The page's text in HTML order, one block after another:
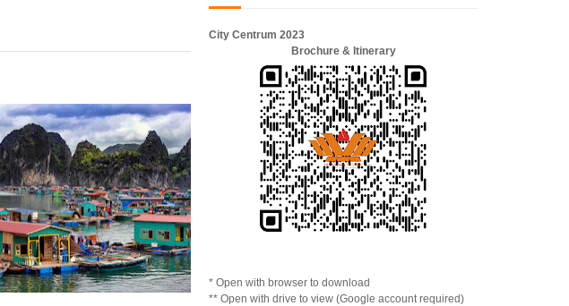
City Centrum 2023
Brochure & Itinerary
* Open with browser to download
** Open with drive to view (Google account required)